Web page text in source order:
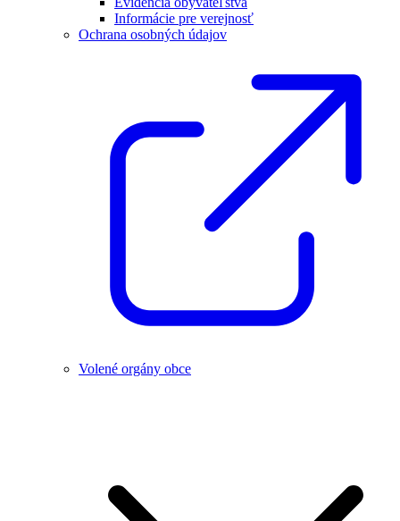
Informácie pre verejnosť
Ochrana osobných údajov
Volené orgány obce